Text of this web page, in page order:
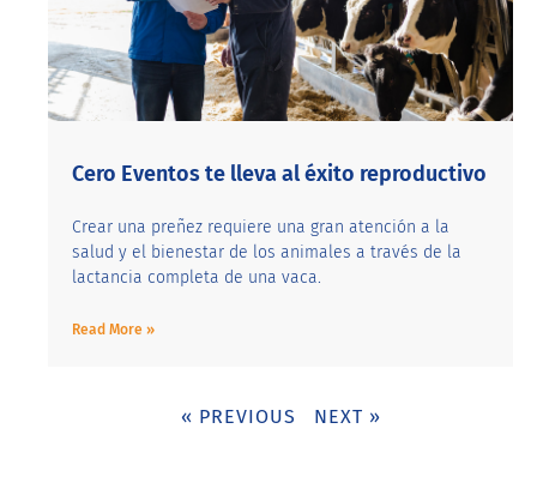
Cero Eventos te lleva al éxito reproductivo
Crear una preñez requiere una gran atención a la
salud y el bienestar de los animales a través de la
lactancia completa de una vaca.
Read More »
« PREVIOUS NEXT »